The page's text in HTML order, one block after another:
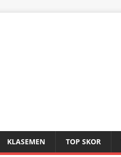
KLASEMEN TOP SKOR